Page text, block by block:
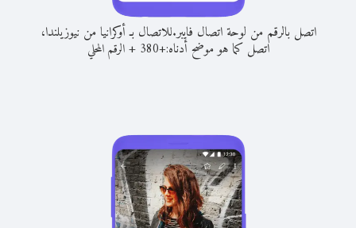
اتصل بالرقم من لوحة اتصال فايبر.للاتصال بـ أوكرانيا من نيوزيلندا،
اتصل كما هو موضح أدناه:+
380
+الرقم المحلي